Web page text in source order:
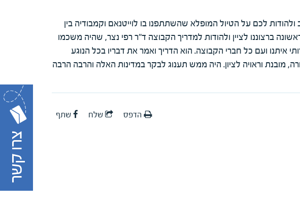
לכם על הטיול המופלא שהשתתפנו בו לוייטנאם וקמבודיה בין
– 25.10.15. בראש ובראשונה ברצוננו לציין ולהודות למדריך הקבוצה ד"ר רפי נצר, שהיה משכמו
איתנו ועם כל חברי הקבוצה. הוא הדריך ואמר את דבריו בכל הנוגע
מובנת וראויה לציון. היה ממש תענוג לבקר במדינות האלה והרבה הרבה
הדפס שלח שתף